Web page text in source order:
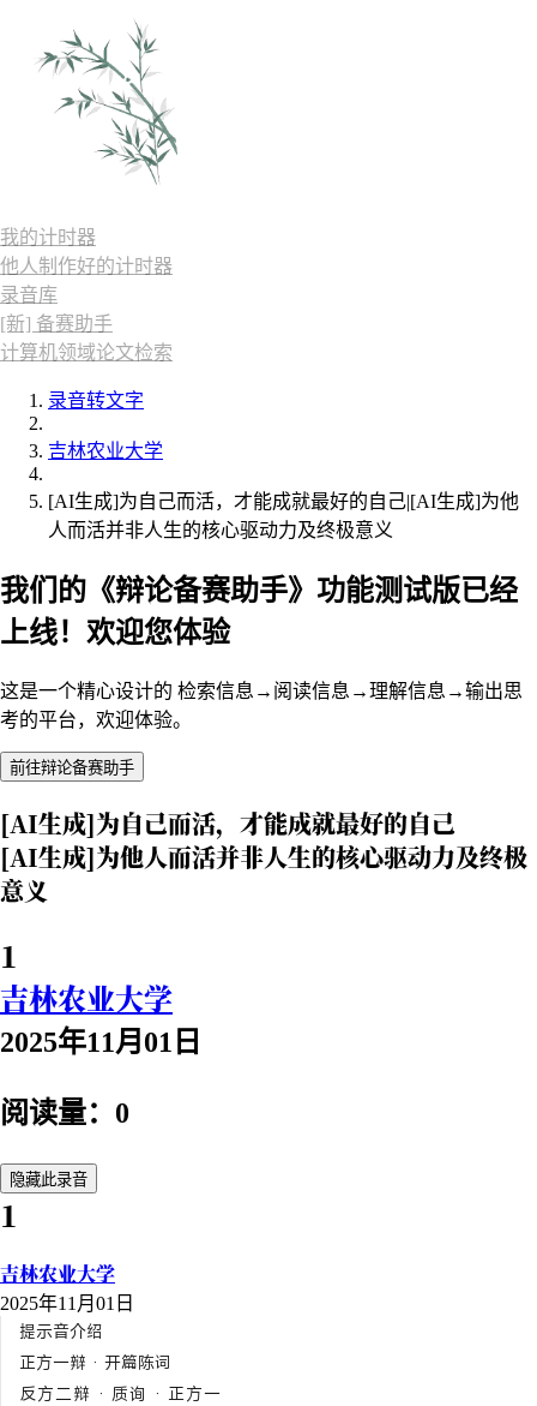
我的计时器
他人制作好的计时器
录音库
[新] 备赛助手
计算机领域论文检索
录音转文字
吉林农业大学
[AI生成]为自己而活，才能成就最好的自己|[AI生成]为他
人而活并非人生的核心驱动力及终极意义
我们的《辩论备赛助手》功能测试版已经
上线！欢迎您体验
这是一个精心设计的 检索信息→阅读信息→理解信息→输出思
考的平台，欢迎体验。
前往辩论备赛助手
[AI生成]为自己而活，才能成就最好的自己
[AI生成]为他人而活并非人生的核心驱动力及终极
意义
1
吉林农业大学
2025年11月01日
阅读量：0
隐藏此录音
1
吉林农业大学
2025年11月01日
提示音介绍
正方一辩 · 开篇陈词
反方二辩 · 质询 · 正方一